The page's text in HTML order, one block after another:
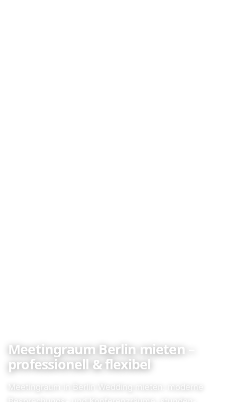
Meetingraum Berlin mieten –
professionell & flexibel
Meetingraum in Berlin Wedding mieten: moderne